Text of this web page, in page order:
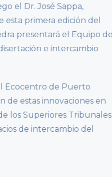
el Dr. José Sappa,
esta primera edición del
presentará el Equipo
e intercambio
Ecocentro de Puerto
de estas innovaciones en
los Superiores Tribunales
de intercambio del